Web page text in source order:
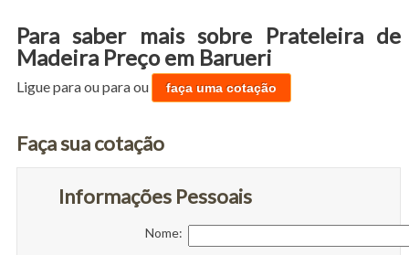
Para saber mais sobre Prateleira de
Madeira Preço em Barueri
Ligue paraou paraou faça uma cotação
Faça sua cotação
Informações Pessoais
Nome: